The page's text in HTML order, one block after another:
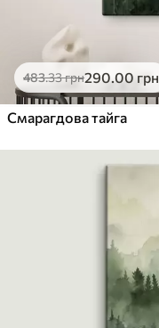
483.33грн290.00 грн
Смарагдова тайга